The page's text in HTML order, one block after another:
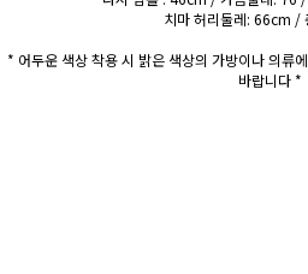
치마 허리둘레: 66cm /
* 어두운 색상 착용 시 밝은 색상의 가방이나 의류
바랍니다 *